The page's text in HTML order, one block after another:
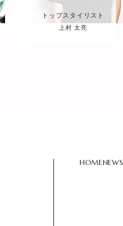
トップスタイリスト
上村 太亮
HOMENEWS